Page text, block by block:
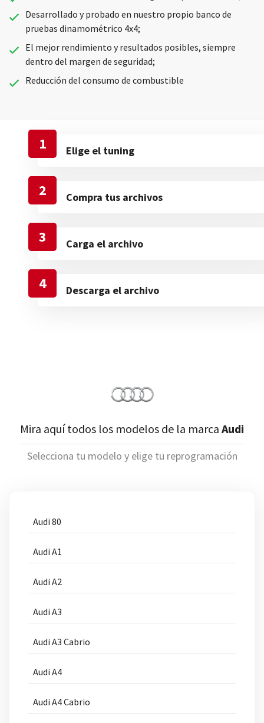
Desarrollado y probado en nuestro propio banco de
pruebas dinamométrico 4x4;
El mejor rendimiento y resultados posibles, siempre
dentro del margen de seguridad;
Reducción del consumo de combustible
1 Elige el tuning
2 Compra tus archivos
3 Carga el archivo
4 Descarga el archivo
Mira aquí todos los modelos de la marca Audi
Selecciona tu modelo y elige tu reprogramación
Audi 80
Audi A1
Audi A2
Audi A3
Audi A3 Cabrio
Audi A4
Audi A4 Cabrio